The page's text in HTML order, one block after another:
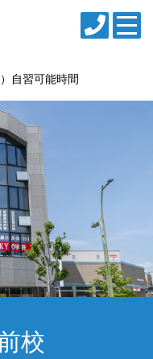
自習可能時間
校